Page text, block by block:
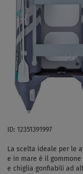
ID: 12351391997
La scelta ideale per le
e in mare è il
e chiglia gonfiabili ad